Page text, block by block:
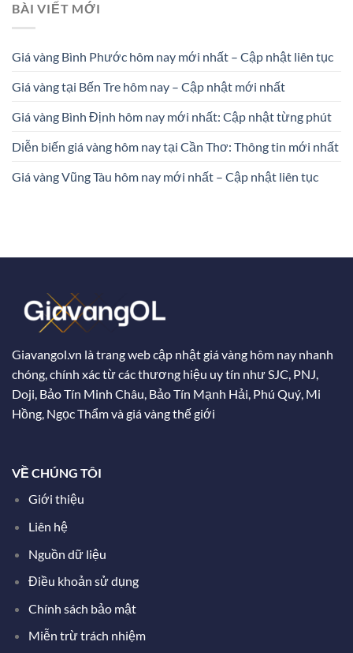
BÀI VIẾT MỚI
Giá vàng Bình Phước hôm nay mới nhất – Cập nhật liên tục
Giá vàng tại Bến Tre hôm nay – Cập nhật mới nhất
Giá vàng Bình Định hôm nay mới nhất: Cập nhật từng phút
Diễn biến giá vàng hôm nay tại Cần Thơ: Thông tin mới nhất
Giá vàng Vũng Tàu hôm nay mới nhất – Cập nhật liên tục
Giavangol.vn là trang web cập nhật giá vàng hôm nay nhanh
chóng, chính xác từ các thương hiệu uy tín như SJC, PNJ,
Doji, Bảo Tín Minh Châu, Bảo Tín Mạnh Hải, Phú Quý, Mi
Hồng, Ngọc Thẩm và giá vàng thế giới
VỀ CHÚNG TÔI
Giới thiệu
Liên hệ
Nguồn dữ liệu
Điều khoản sử dụng
Chính sách bảo mật
Miễn trừ trách nhiệm